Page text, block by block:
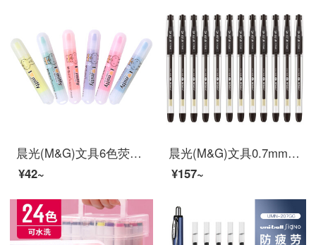
晨光(M&G)文具6色荧光笔 可爱单头记号笔 醒目重点标记笔 米菲系列便携手账手绘笔 6支/袋FHM22501
¥42~
晨光(M&G)文具0.7mm黑色中性笔 经典子弹头签字笔 办公水笔 12支/盒K39
¥157~